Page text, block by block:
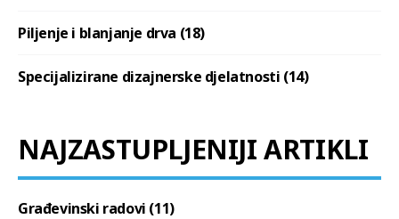
Piljenje i blanjanje drva (18)
Specijalizirane dizajnerske djelatnosti (14)
NAJZASTUPLJENIJI ARTIKLI
Građevinski radovi (11)